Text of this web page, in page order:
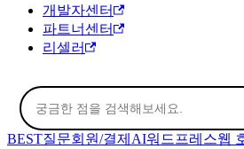
개발자센터
파트너센터
리셀러
BEST질문회원/결제 AI워드프레스웹